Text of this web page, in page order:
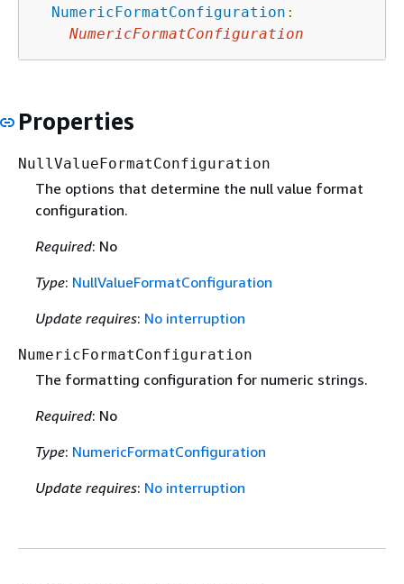
NumericFormatConfiguration :
NumericFormatConfiguration
Properties
NullValueFormatConfiguration
The options that determine the null value format
configuration.
Required: No
Type: NullValueFormatConfiguration
Update requires: No interruption
NumericFormatConfiguration
The formatting configuration for numeric strings.
Required: No
Type: NumericFormatConfiguration
Update requires: No interruption